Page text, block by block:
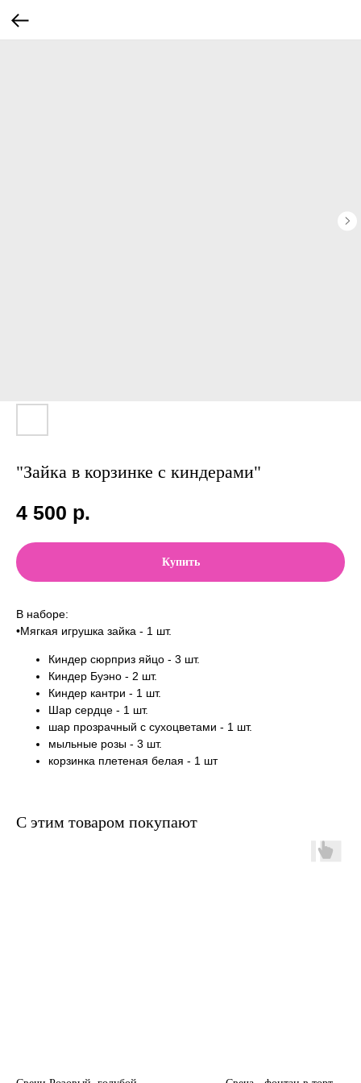
"Зайка в корзинке с киндерами"
4 500 р.
Купить
В наборе:
•Мягкая игрушка зайка - 1 шт.
Киндер сюрприз яйцо - 3 шт.
Киндер Буэно - 2 шт.
Киндер кантри - 1 шт.
Шар сердце - 1 шт.
шар прозрачный с сухоцветами - 1 шт.
мыльные розы - 3 шт.
корзинка плетеная белая - 1 шт
С этим товаром покупают